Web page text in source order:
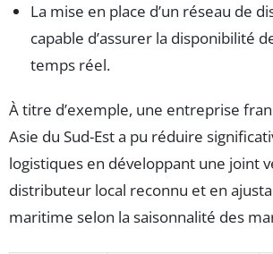
La mise en place d’un réseau de
capable d’assurer la disponibilité
temps réel.
À titre d’exemple, une entreprise
Asie du Sud-Est a pu réduire
logistiques en développant une joint
distributeur local reconnu et en
maritime selon la saisonnalité des